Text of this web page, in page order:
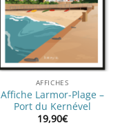
AFFICHES
Affiche Larmor-Plage –
Port du Kernével
19,90€